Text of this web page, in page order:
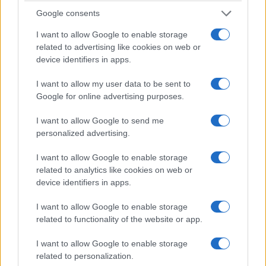
Google consents
I want to allow Google to enable storage
related to advertising like cookies on web or
device identifiers in apps.
I want to allow my user data to be sent to
Google for online advertising purposes.
I want to allow Google to send me
personalized advertising.
I want to allow Google to enable storage
related to analytics like cookies on web or
device identifiers in apps.
I want to allow Google to enable storage
related to functionality of the website or app.
I want to allow Google to enable storage
related to personalization.
σκηνοθεσίας της Δραματικής Σχολής του
Εθνικού Θεάτρου και υποκριτική στη Δραματική
Σχολή του Γ. Αρμένη. Έχει επίσης διδάξει 13
σεμινάρια υποκριτικής με την Ορχήστρα των
Μικρών Πραγμάτων καθώς και ένα σεμινάριο
υποκριτικής στο Τμήμα Θεατρικών σπουδών του
ΕΚΠΑ και υποκριτική στο μάθημα musical της
Δραματικής Σχολής του K.Θ.Β.Ε. Το 2024 πήρε
το Βραβείο Θεατρικών Κριτικών και Καρόλου
Κουν στην κατηγορία Διεθνούς Θεατρικού
Ρεπερτορίου και το τρίτο βραβείο σκηνοθεσίας
στα Βραβεία Κοινού AllForFun για την
σκηνοθεσία της παράστασηςΠοιός σκότωσε
τον πατέρα μουτου Εντουάρ Λουί.